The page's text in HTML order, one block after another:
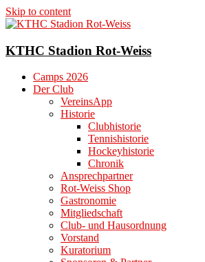
Skip to content
KTHC Stadion Rot-Weiss
Camps 2026
Der Club
VereinsApp
Historie
Clubhistorie
Tennishistorie
Hockeyhistorie
Chronik
Ansprechpartner
Rot-Weiss Shop
Gastronomie
Mitgliedschaft
Club- und Hausordnung
Vorstand
Kuratorium